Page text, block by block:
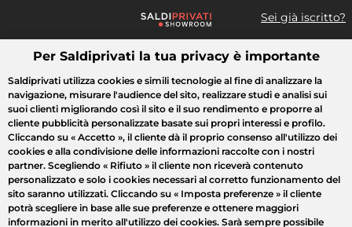
Sei già iscritto?
Cosa cerchi?
Tutte le vendite Moda Casa Bellezza Elettrodomestici
Per Saldiprivati la tua privacy è importante
Saldiprivati utilizza cookies e simili tecnologie al fine di analizzare la
navigazione, misurare l'audience del sito, realizzare studi e analisi sui
suoi clienti migliorando così il sito e il suo rendimento e proporre al
cliente pubblicità personalizzate basate sui propri interessi e profilo.
Cliccando su « Accetto », il cliente dà il proprio consenso all'utilizzo dei
cookies e alla condivisione delle informazioni raccolte con i nostri
partner. Scegliendo « Rifiuto » il cliente non riceverà contenuto
personalizzato e solo i cookies necessari al corretto funzionamento del
sito saranno utilizzati. Cliccando su « Imposta preferenze » il cliente
potrà scegliere in base alle sue preferenze e ottenere maggiori
informazioni in merito all'utilizzo dei cookies. Sarà sempre possibile